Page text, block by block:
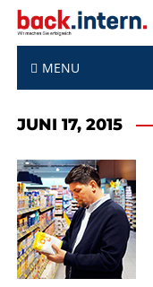
MENU
JUNI 17, 2015